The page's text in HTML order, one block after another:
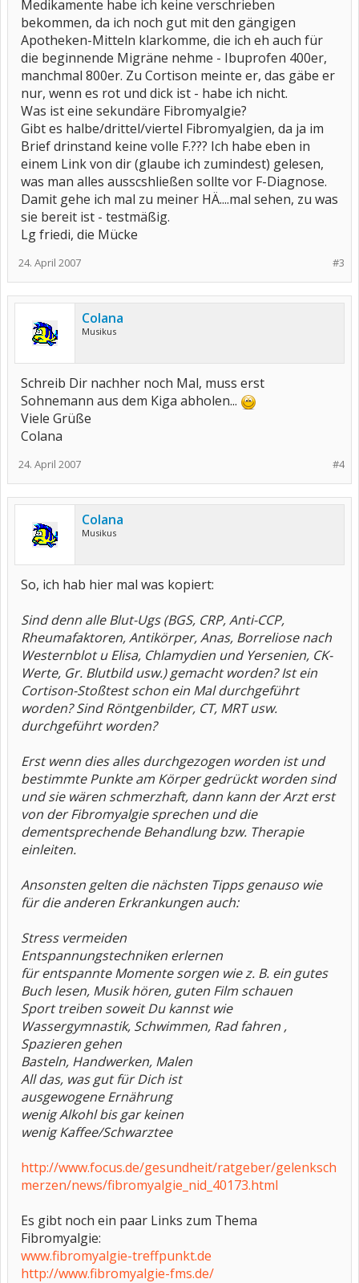
Medikamente habe ich keine verschrieben
bekommen, da ich noch gut mit den gängigen
Apotheken-Mitteln klarkomme, die ich eh auch für
die beginnende Migräne nehme - Ibuprofen 400er,
manchmal 800er. Zu Cortison meinte er, das gäbe er
nur, wenn es rot und dick ist - habe ich nicht.
Was ist eine sekundäre Fibromyalgie?
Gibt es halbe/drittel/viertel Fibromyalgien, da ja im
Brief drinstand keine volle F.??? Ich habe eben in
einem Link von dir (glaube ich zumindest) gelesen,
was man alles ausscshließen sollte vor F-Diagnose.
Damit gehe ich mal zu meiner HÄ....mal sehen, zu was
sie bereit ist - testmäßig.
Lg friedi, die Mücke
#3
24. April 2007
Colana
Musikus
Schreib Dir nachher noch Mal, muss erst
Sohnemann aus dem Kiga abholen...
Viele Grüße
Colana
#4
24. April 2007
Colana
Musikus
So, ich hab hier mal was kopiert:
Sind denn alle Blut-Ugs (BGS, CRP, Anti-CCP,
Rheumafaktoren, Antikörper, Anas, Borreliose nach
Westernblot u Elisa, Chlamydien und Yersenien, CK-
Werte, Gr. Blutbild usw.) gemacht worden? Ist ein
Cortison-Stoßtest schon ein Mal durchgeführt
worden? Sind Röntgenbilder, CT, MRT usw.
durchgeführt worden?
Erst wenn dies alles durchgezogen worden ist und
bestimmte Punkte am Körper gedrückt worden sind
und sie wären schmerzhaft, dann kann der Arzt erst
von der Fibromyalgie sprechen und die
dementsprechende Behandlung bzw. Therapie
einleiten.
Ansonsten gelten die nächsten Tipps genauso wie
für die anderen Erkrankungen auch:
Stress vermeiden
Entspannungstechniken erlernen
für entspannte Momente sorgen wie z. B. ein gutes
Buch lesen, Musik hören, guten Film schauen
Sport treiben soweit Du kannst wie
Wassergymnastik, Schwimmen, Rad fahren ,
Spazieren gehen
Basteln, Handwerken, Malen
All das, was gut für Dich ist
ausgewogene Ernährung
wenig Alkohl bis gar keinen
wenig Kaffee/Schwarztee
http://www.focus.de/gesundheit/ratgeber/gelenksch
merzen/news/fibromyalgie_nid_40173.html
Es gibt noch ein paar Links zum Thema
Fibromyalgie:
www.fibromyalgie-treffpunkt.de
http://www.fibromyalgie-fms.de/